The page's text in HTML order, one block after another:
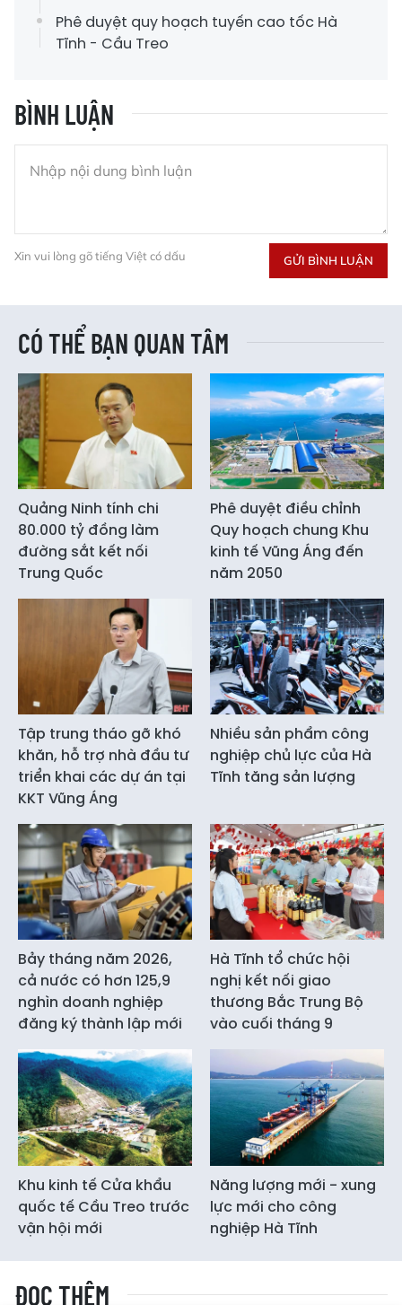
Phê duyệt quy hoạch tuyến cao tốc Hà
Tĩnh - Cầu Treo
BÌNH LUẬN
Xin vui lòng gõ tiếng Việt có dấu GỬI BÌNH LUẬN
CÓ THỂ BẠN QUAN TÂM
Quảng Ninh tính chi
80.000 tỷ đồng làm
đường sắt kết nối
Trung Quốc
Phê duyệt điều chỉnh
Quy hoạch chung Khu
kinh tế Vũng Áng đến
năm 2050
Tập trung tháo gỡ khó
khăn, hỗ trợ nhà đầu tư
triển khai các dự án tại
KKT Vũng Áng
Nhiều sản phẩm công
nghiệp chủ lực của Hà
Tĩnh tăng sản lượng
Bảy tháng năm 2026,
cả nước có hơn 125,9
nghìn doanh nghiệp
đăng ký thành lập mới
Hà Tĩnh tổ chức hội
nghị kết nối giao
thương Bắc Trung Bộ
vào cuối tháng 9
Khu kinh tế Cửa khẩu
quốc tế Cầu Treo trước
vận hội mới
Năng lượng mới - xung
lực mới cho công
nghiệp Hà Tĩnh
ĐỌC THÊM